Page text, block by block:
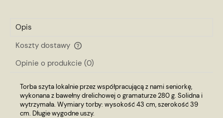
Opis
Koszty dostawy
Cena nie zawiera ewentualnych kosztów płatności
Opinie o produkcie (0)
Torba szyta lokalnie przez współpracującą z nami seniorkę,
wykonana z bawełny drelichowej o gramaturze 280 g. Solidna i
wytrzymała. Wymiary torby: wysokość 43 cm, szerokość 39
cm. Długie wygodne uszy.